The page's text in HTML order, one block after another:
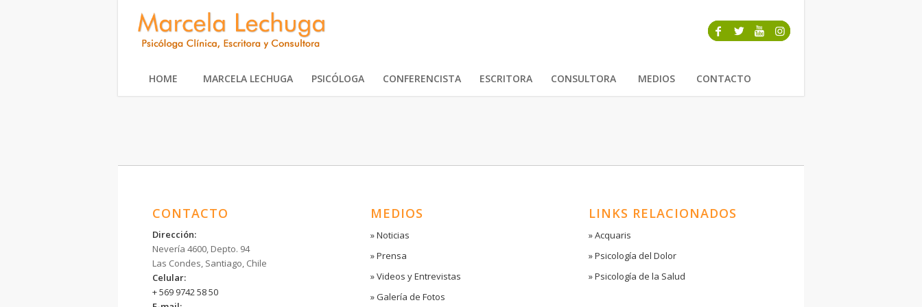
HOME MARCELA LECHUGA PSICÓLOGA CONFERENCISTA ESCRITORA CONSULTORA MEDIOS CONTACTO
CONTACTO
Dirección:
Nevería 4600, Depto. 94
Las Condes, Santiago, Chile
Celular:
+ 569 9742 58 50
MEDIOS
» Noticias
» Prensa
» Videos y Entrevistas
» Galería de Fotos
LINKS RELACIONADOS
» Acquaris
» Psicología del Dolor
» Psicología de la Salud